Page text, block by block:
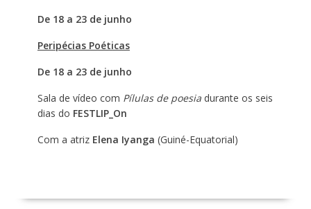
De 18 a 23 de junho
Peripécias Poéticas
De 18 a 23 de junho
Sala de vídeo com Pílulas de poesiadurante os seis
dias do FESTLIP_On
Com a atrizElena Iyanga (Guiné-Equatorial)